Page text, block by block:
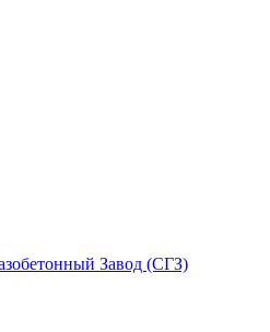
Завод (СГЗ)